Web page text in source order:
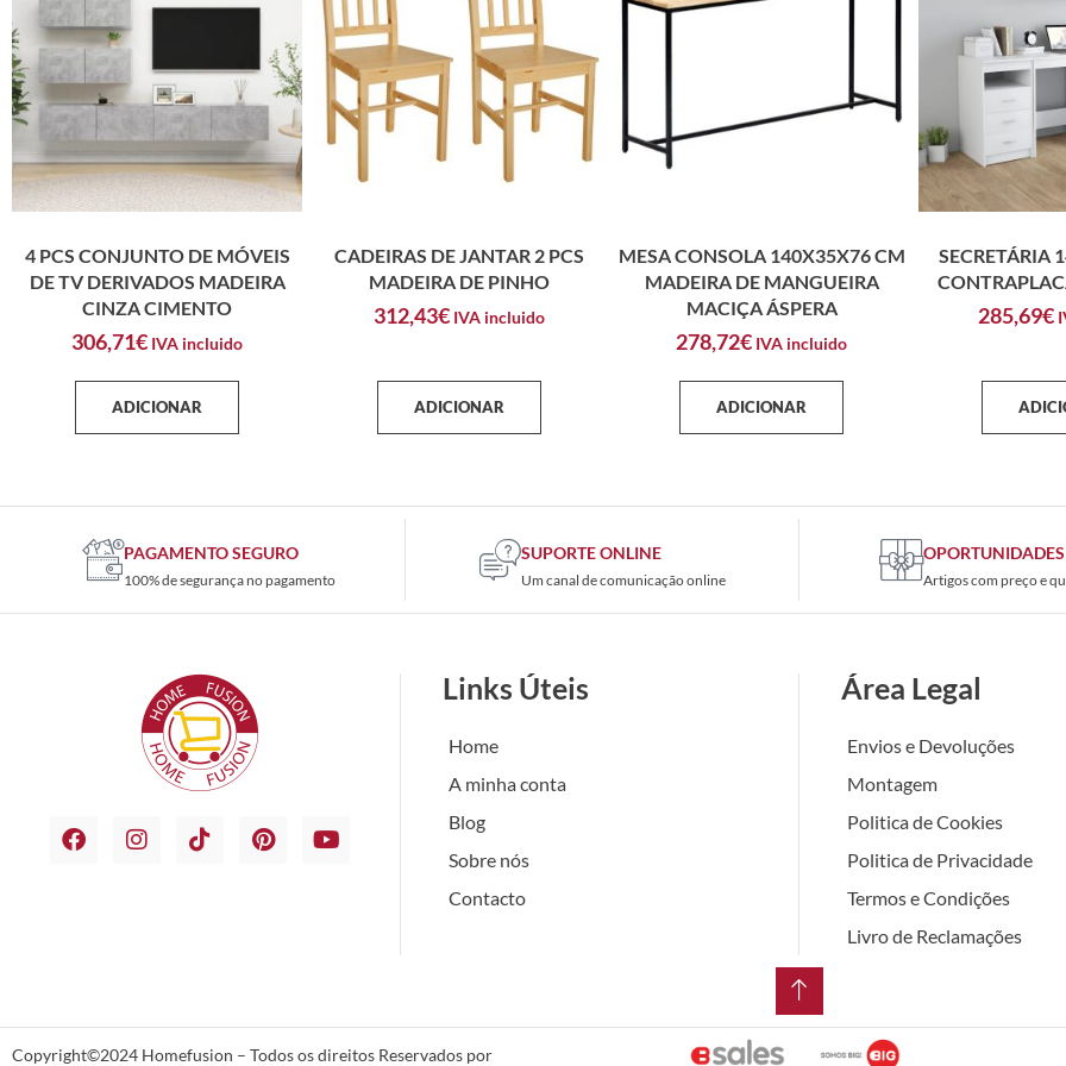
4 PCS CONJUNTO DE MÓVEIS
DE TV DERIVADOS MADEIRA
CINZA CIMENTO
306,71€ IVA incluido
ADICIONAR
CADEIRAS DE JANTAR 2 PCS
MADEIRA DE PINHO
312,43€ IVA incluido
ADICIONAR
MESA CONSOLA 140X35X76 CM
MADEIRA DE MANGUEIRA
MACIÇA ÁSPERA
278,72€ IVA incluido
ADICIONAR
SECRETÁRIA
285,69€
PAGAMENTO SEGURO
100% de segurança no pagamento
SUPORTE ONLINE
Um canal de comunicação online
OPORTUNIDADES
Artigos com preço e
Links Úteis
Home
A minha conta
Blog
Sobre nós
Contacto
Área Legal
Envios e Devoluções
Montagem
Politica de Cookies
Politica de Privacidade
Termos e Condições
Livro de Reclamações
Copyright©2024 Homefusion – Todos os direitos Reservados por